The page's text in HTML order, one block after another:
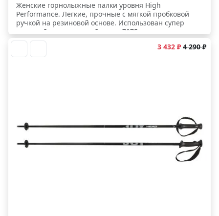
Женcкие горнолыжные палки уровня High
Performance. Легкие, прочные с мягкой пробковой
ручкой на резиновой основе. Использован супер
прочный алюминиевый сплав 7075.
3 432 ₽ 4 290 ₽